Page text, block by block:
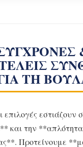
ΤΗ
εστιάζουν
και την
Προτείνουμε